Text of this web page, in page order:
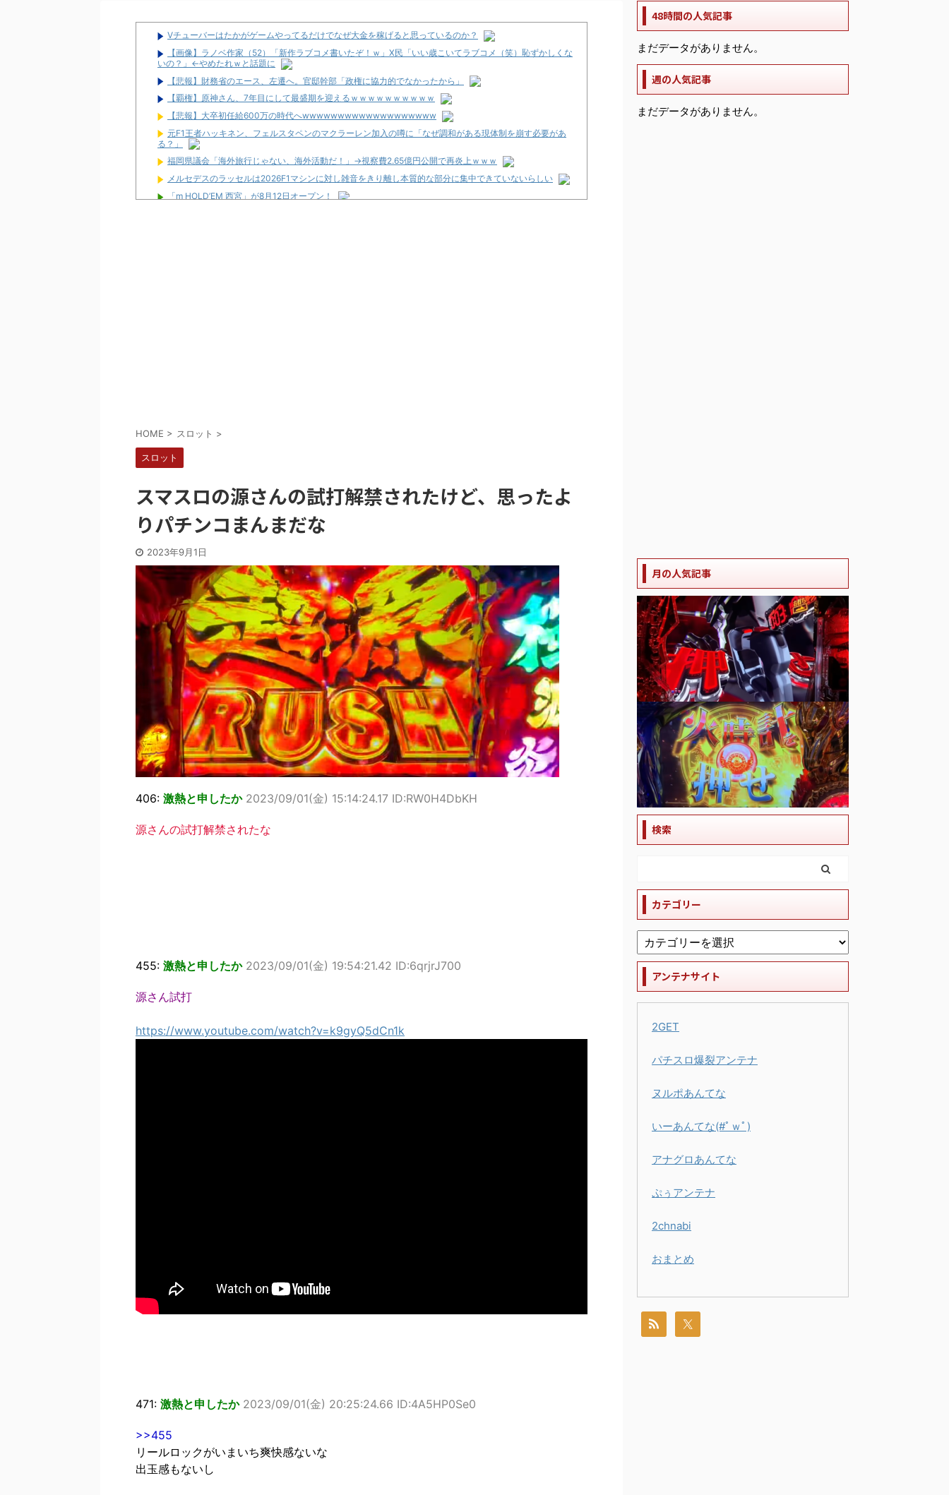
Vチューバーはたかがゲームやってるだけでなぜ大金を稼げると思っているのか？
【画像】ラノベ作家（52）「新作ラブコメ書いたぞ！ｗ」X民「いい歳こいてラブコメ（笑）恥ずかしくな
いの？」←やめたれｗと話題に
【悲報】財務省のエース、左遷へ。官邸幹部「政権に協力的でなかったから」
【覇権】原神さん、7年目にして最盛期を迎えるｗｗｗｗｗｗｗｗｗｗ
【悲報】大卒初任給600万の時代へwwwwwwwwwwwwwwwwwww
元F1王者ハッキネン、フェルスタペンのマクラーレン加入の噂に「なぜ調和がある現体制を崩す必要があ
る？」
福岡県議会「海外旅行じゃない、海外活動だ！」→視察費2.65億円公開で再炎上ｗｗｗ
メルセデスのラッセルは2026F1マシンに対し雑音をきり離し本質的な部分に集中できていないらしい
「m HOLD’EM 西宮」が8月12日オープン！
HOME > スロット >
スロット
スマスロの源さんの試打解禁されたけど、思ったよ
りパチンコまんまだな
2023年9月1日
406: 激熱と申したか 2023/09/01(金) 15:14:24.17 ID:RW0H4DbKH
源さんの試打解禁されたな
455: 激熱と申したか 2023/09/01(金) 19:54:21.42 ID:6qrjrJ700
源さん試打
https://www.youtube.com/watch?v=k9gyQ5dCn1k
471: 激熱と申したか 2023/09/01(金) 20:25:24.66 ID:4A5HP0Se0
>>455
リールロックがいまいち爽快感ないな
出玉感もないし
48時間の人気記事
まだデータがありません。
週の人気記事
まだデータがありません。
月の人気記事
検索
カテゴリー
アンテナサイト
2GET
パチスロ爆裂アンテナ
ヌルポあんてな
いーあんてな(#ﾟｗﾟ)
アナグロあんてな
ぷぅアンテナ
2chnabi
おまとめ